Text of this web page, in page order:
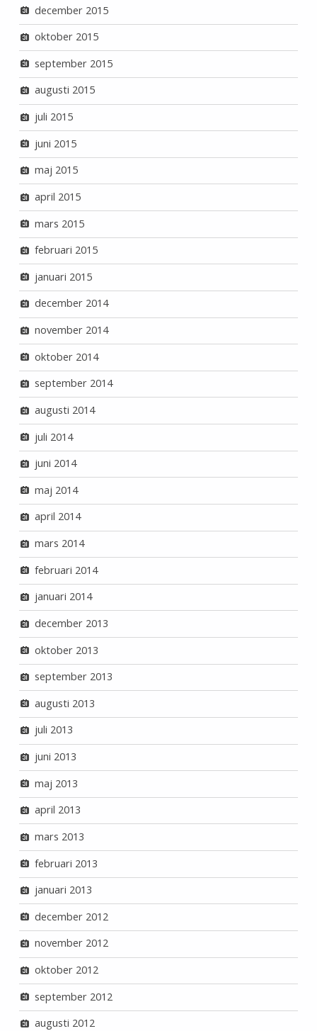
december 2015
oktober 2015
september 2015
augusti 2015
juli 2015
juni 2015
maj 2015
april 2015
mars 2015
februari 2015
januari 2015
december 2014
november 2014
oktober 2014
september 2014
augusti 2014
juli 2014
juni 2014
maj 2014
april 2014
mars 2014
februari 2014
januari 2014
december 2013
oktober 2013
september 2013
augusti 2013
juli 2013
juni 2013
maj 2013
april 2013
mars 2013
februari 2013
januari 2013
december 2012
november 2012
oktober 2012
september 2012
augusti 2012